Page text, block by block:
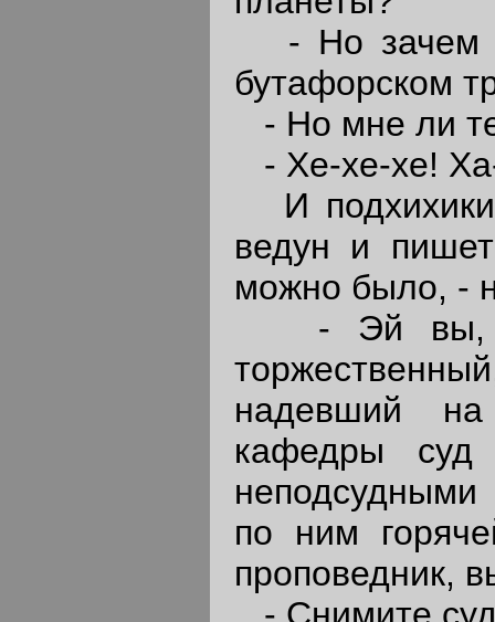
- Но зачем
бутафорском
- Но мне ли
- Хе-хе-хе!
И
ведун и
можно было, -
- Эй вы,
надевший
кафедры
неподсудными
по ним
проповедник,